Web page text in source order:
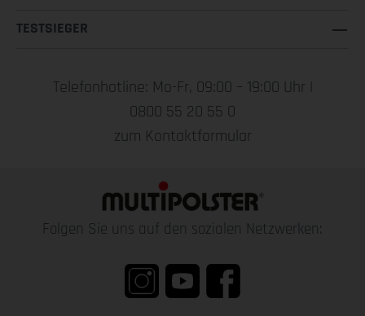
TESTSIEGER
Telefonhotline: Mo-Fr, 09:00 – 19:00 Uhr |
0800 55 20 55 0
zum Kontaktformular
Folgen Sie uns auf den sozialen Netzwerken: